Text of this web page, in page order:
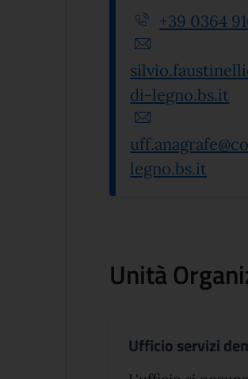
+39 0364
di-legno.bs.it
legno.bs.it
Unità
Ufficio servizi